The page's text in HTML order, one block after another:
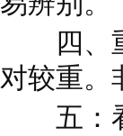
四、重
对较重。
五：看